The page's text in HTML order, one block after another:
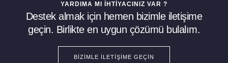
YARDIMA MI İHTIYACINIZ VAR ?
Destek almak için hemen bizimle iletişime
geçin. Birlikte en uygun çözümü bulalım.
BIZIMLE İLETIŞIME GEÇIN